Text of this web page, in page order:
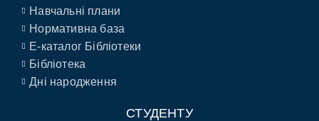
Навчальні плани
Нормативна база
E-каталог Бібліотеки
Бібліотека
Дні народження
СТУДЕНТУ